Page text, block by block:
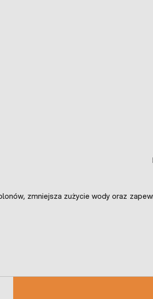
zmniejsza zużycie wody oraz